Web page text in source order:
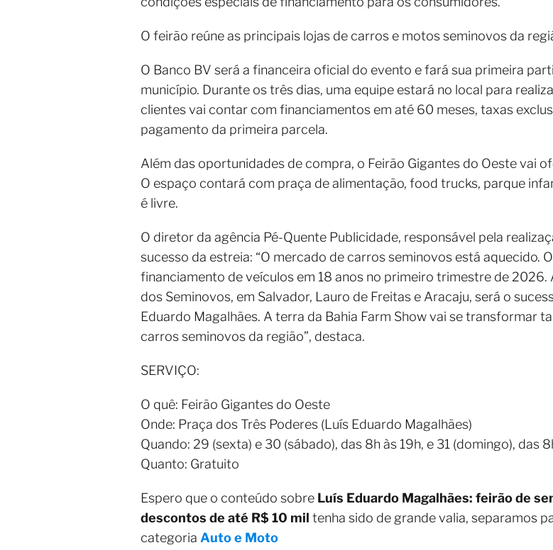
O feirão reúne as principais lojas de carros e motos seminovos da
O Banco BV será a financeira oficial do evento e fará sua primeira
município. Durante os três dias, uma equipe estará no local para
clientes vai contar com financiamentos em até 60 meses, taxas
pagamento da primeira parcela.
Além das oportunidades de compra, o Feirão Gigantes do Oeste vai
O espaço contará com praça de alimentação, food trucks, parque
é livre.
O diretor da agência Pé-Quente Publicidade, responsável pela
sucesso da estreia: “O mercado de carros seminovos está aquecido.
financiamento de veículos em 18 anos no primeiro trimestre de 2026.
dos Seminovos, em Salvador, Lauro de Freitas e Aracaju, será o
Eduardo Magalhães. A terra da Bahia Farm Show vai se transformar
carros seminovos da região”, destaca.
SERVIÇO:
O quê: Feirão Gigantes do Oeste
Onde: Praça dos Três Poderes (Luís Eduardo Magalhães)
Quando: 29 (sexta) e 30 (sábado), das 8h às 19h, e 31 (domingo), das
Quanto: Gratuito
Espero que o conteúdo sobre Luís Eduardo Magalhães: feirão de
descontos de até R$ 10 mil tenha sido de grande valia, separamos
categoria Auto e Moto